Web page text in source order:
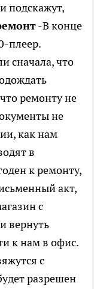
подскажут,
-В конце
плеер.
сначала, что
ремонту не
не
как нам
в
к ремонту,
акт,
с
вернуть
к нам в офис.
с
разрешен